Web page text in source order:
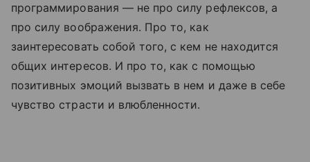
программирования — не про силу рефлексов, а
про силу воображения. Про то, как
заинтересовать собой того, с кем не находится
общих интересов. И про то, как с помощью
позитивных эмоций вызвать в нем и даже в себе
чувство страсти и влюбленности.